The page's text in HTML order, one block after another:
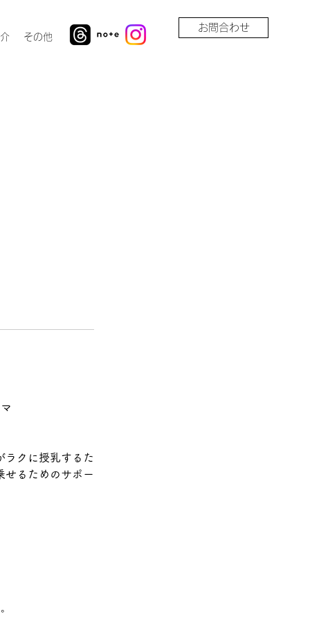
その他
お問合わせ
ラクに授乳するた
せるためのサポー